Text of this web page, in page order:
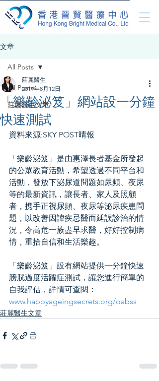
文章
All Posts
莊麗醫生文章
All Posts
「樂齡泌笈」網站設一分鐘
快速測試
莊麗醫生
2019年8月12日
資料來源:SKY POST晴報
「樂齡泌笈」是由惠澤長者基金所發起
的公眾教育活動，希望透過不同平台和
活動，發放下泌尿道問題如尿頻、夜尿
等的最新資訊，讓長者、家人及照顧
者，携手正視尿頻、夜尿等泌尿疾患問
題，以改善因諱疾忌醫而延誤診治的情
況，令高危一族盡早求醫，好好控制病
情，重拾自信和生活樂趣。
「樂齡泌笈」設有網站提供一分鐘快速
膀胱過度活躍症測試，讓您進行簡單的
自我評估，詳情可查閱：
www.happyageingsecrets.org/oabss
莊麗醫生文章